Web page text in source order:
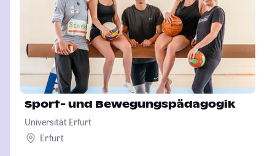
Sport- und Bewegungspädagogik
Universität Erfurt
Erfurt